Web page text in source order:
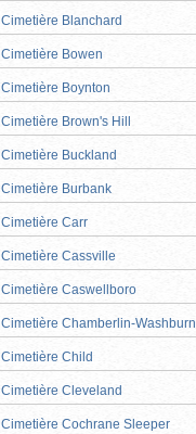
Cimetière Blanchard
Cimetière Bowen
Cimetière Boynton
Cimetière Brown's Hill
Cimetière Buckland
Cimetière Burbank
Cimetière Carr
Cimetière Cassville
Cimetière Caswellboro
Cimetière Chamberlin-Washburn
Cimetière Child
Cimetière Cleveland
Cimetière Cochrane Sleeper